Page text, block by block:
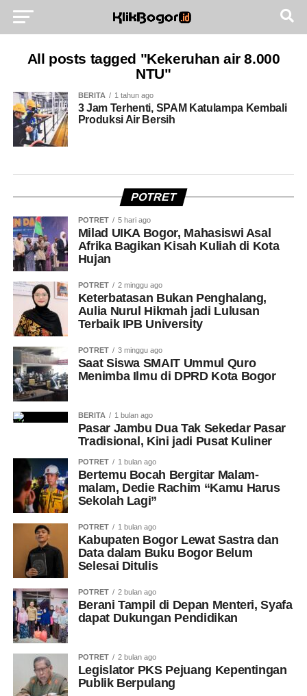
All posts tagged "Kekeruhan air 8.000
NTU"
BERITA 1 tahun ago
3 Jam Terhenti, SPAM Katulampa Kembali
Produksi Air Bersih
POTRET
POTRET 5 hari ago
Milad UIKA Bogor, Mahasiswi Asal
Afrika Bagikan Kisah Kuliah di Kota
Hujan
POTRET 2 minggu ago
Keterbatasan Bukan Penghalang,
Aulia Nurul Hikmah jadi Lulusan
Terbaik IPB University
POTRET 3 minggu ago
Saat Siswa SMAIT Ummul Quro
Menimba Ilmu di DPRD Kota Bogor
BERITA 1 bulan ago
Pasar Jambu Dua Tak Sekedar Pasar
Tradisional, Kini jadi Pusat Kuliner
POTRET 1 bulan ago
Bertemu Bocah Bergitar Malam-
malam, Dedie Rachim “Kamu Harus
Sekolah Lagi”
POTRET 1 bulan ago
Kabupaten Bogor Lewat Sastra dan
Data dalam Buku Bogor Belum
Selesai Ditulis
POTRET 2 bulan ago
Berani Tampil di Depan Menteri, Syafa
dapat Dukungan Pendidikan
POTRET 2 bulan ago
Legislator PKS Pejuang Kepentingan
Publik Berpulang